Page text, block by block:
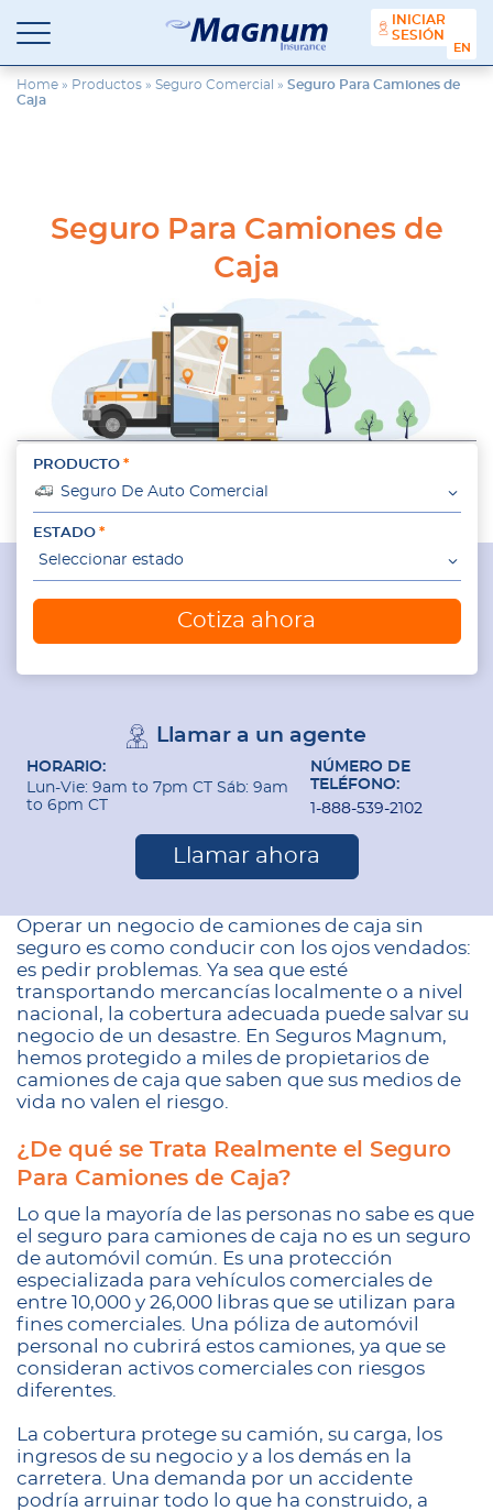
contenido
Seguros
Magnum
Agencia
de
INICIAR
SESIÓN
Home » Productos » Seguro Comercial » Seguro Para Camiones de
Caja
Seguro Para Camiones de
Caja
PRODUCTO
Seguro De Auto Comercial
ESTADO
Seleccionar estado
Cotiza ahora
Llamar a un agente
HORARIO:
Lun-Vie: 9am to 7pm CT Sáb: 9am
to 6pm CT
NÚMERO DE
TELÉFONO:
1-888-539-2102
Llamar ahora
Operar un negocio de camiones de caja sin
seguro es como conducir con los ojos vendados:
es pedir problemas. Ya sea que esté
transportando mercancías localmente o a nivel
nacional, la cobertura adecuada puede salvar su
negocio de un desastre. En Seguros Magnum,
hemos protegido a miles de propietarios de
camiones de caja que saben que sus medios de
vida no valen el riesgo.
¿De qué se Trata Realmente el Seguro
Para Camiones de Caja?
Lo que la mayoría de las personas no sabe es que
el seguro para camiones de caja no es un seguro
de automóvil común. Es una protección
especializada para vehículos comerciales de
entre 10,000 y 26,000 libras que se utilizan para
fines comerciales. Una póliza de automóvil
personal no cubrirá estos camiones, ya que se
consideran activos comerciales con riesgos
diferentes.
La cobertura protege su camión, su carga, los
ingresos de su negocio y a los demás en la
carretera. Una demanda por un accidente
podría arruinar todo lo que ha construido, a